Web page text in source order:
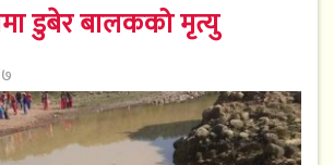
डुबेर बालकको मृत्यु